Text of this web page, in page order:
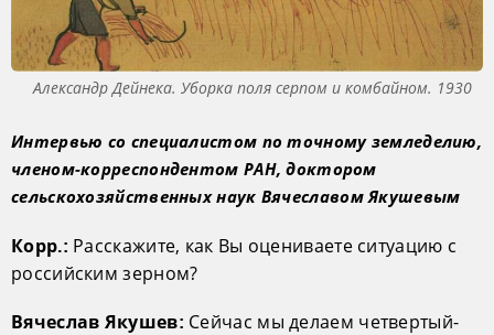
Александр Дейнека. Уборка поля серпом и комбайном. 1930
Интервью со специалистом по точному земледелию,
членом-корреспондентом РАН, доктором
сельскохозяйственных наук Вячеславом Якушевым
Корр.: Расскажите, как Вы оцениваете ситуацию с
российским зерном?
Вячеслав Якушев: Сейчас мы делаем четвертый-